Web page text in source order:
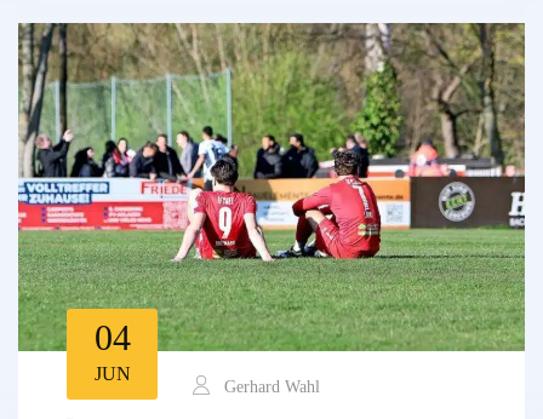
04
JUN
Gerhard Wahl